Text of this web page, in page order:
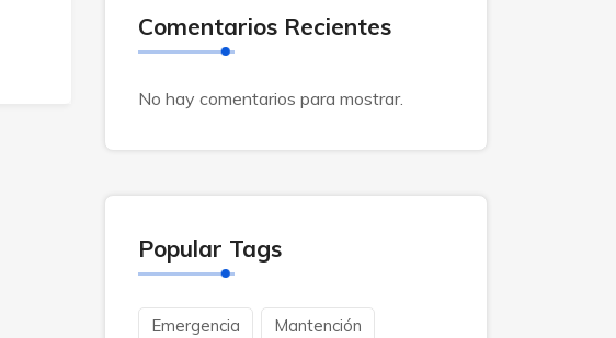
Comentarios Recientes
No hay comentarios para mostrar.
Popular Tags
Emergencia Mantención